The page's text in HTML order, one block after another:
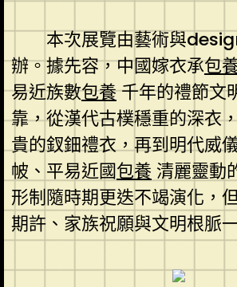
本次展覽由藝術與
辦。據先容，中國嫁衣承包
易近族數包養千年的禮節文
靠，從漢代古樸穩重的深衣
貴的釵鈿禮衣，再到明代威
帔、平易近國包養 清麗靈動
形制隨時期更迭不竭演化，
期許、家族祝願與文明根脈